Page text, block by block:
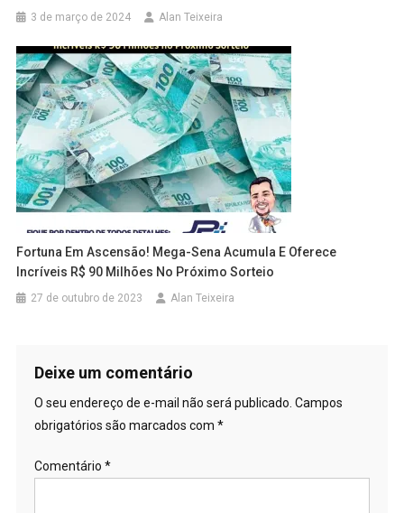
3 de março de 2024 Alan Teixeira
Fortuna Em Ascensão! Mega-Sena Acumula E Oferece
Incríveis R$ 90 Milhões No Próximo Sorteio
27 de outubro de 2023 Alan Teixeira
Deixe um comentário
O seu endereço de e-mail não será publicado. Campos
obrigatórios são marcados com *
Comentário *